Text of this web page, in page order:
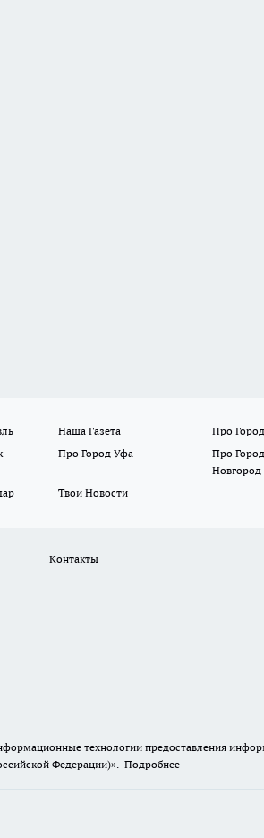
Наша Газета
Про
Про Город Уфа
Про
Новгород
Твои Новости
Контакты
технологии предоставления
Федерации)». Подробнее